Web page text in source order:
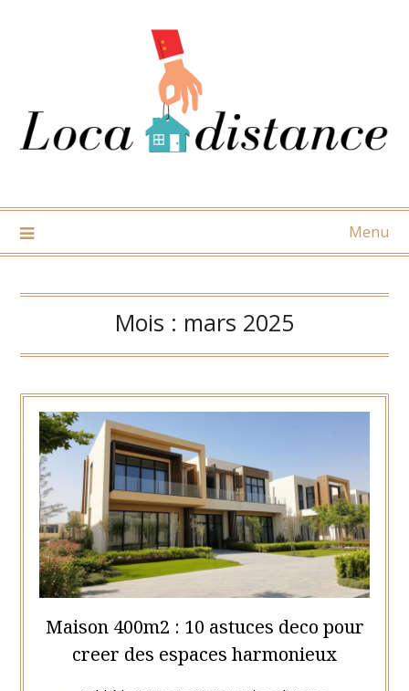
Menu
Mois : mars 2025
Maison 400m2 : 10 astuces deco pour
creer des espaces harmonieux